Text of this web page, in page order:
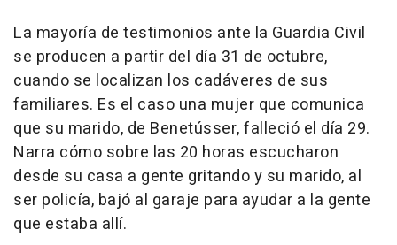
La mayoría de testimonios ante la Guardia Civil
se producen a partir del día 31 de octubre,
cuando se localizan los cadáveres de sus
familiares. Es el caso una mujer que comunica
que su marido, de Benetússer, falleció el día 29.
Narra cómo sobre las 20 horas escucharon
desde su casa a gente gritando y su marido, al
ser policía, bajó al garaje para ayudar a la gente
que estaba allí.